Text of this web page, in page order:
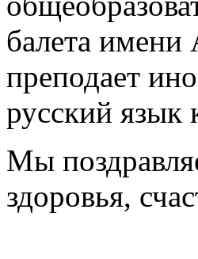
балета имени
преподает
русский язык
Мы
здоровья,